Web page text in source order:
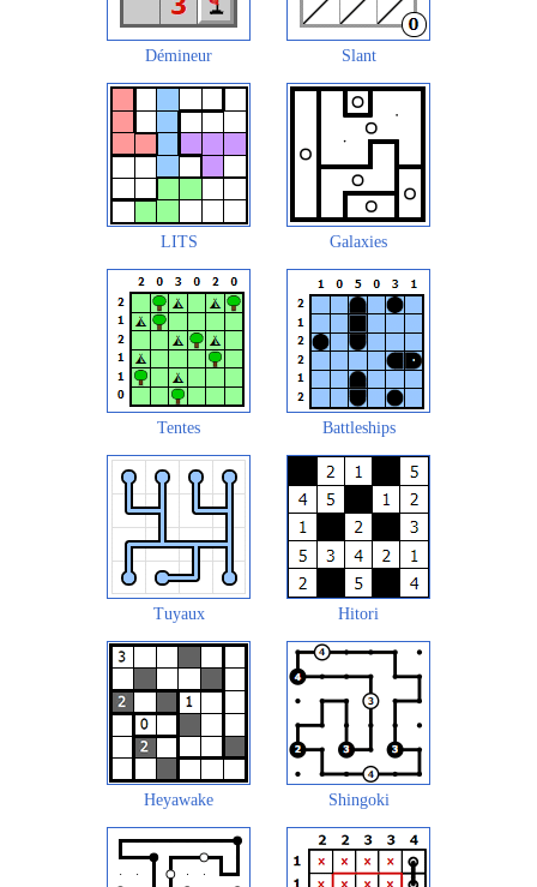
Démineur Slant
LITS Galaxies
Tentes Battleships
Tuyaux Hitori
Heyawake Shingoki